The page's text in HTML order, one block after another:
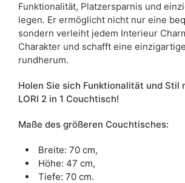
Funktionalität, Platzersparnis und
legen. Er ermöglicht nicht nur eine
sondern verleiht jedem Interieur
Charakter und schafft eine
rundherum.
Holen Sie sich Funktionalität und Stil
LORI 2 in 1 Couchtisch!
Maße des größeren Couchtisches:
Breite: 70 cm,
Höhe: 47 cm,
Tiefe: 70 cm.